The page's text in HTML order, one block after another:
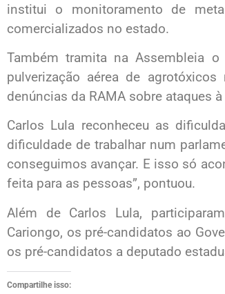
institui o monitoramento de
comercializados no estado.
Também tramita na Assembleia
pulverização aérea de
denúncias da RAMA sobre ataques
Carlos Lula reconheceu as
dificuldade de trabalhar num
conseguimos avançar. E isso só
feita para as pessoas”, pontuou.
Além de Carlos Lula,
Cariongo, os pré-candidatos ao
os pré-candidatos a deputado
Compartilhe isso: